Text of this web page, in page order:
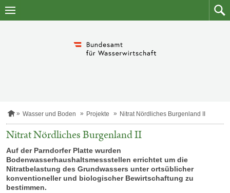
Zum
Zum
S
a
r
s
e
i
e
Wasser und Boden Projekte Nitrat Nördliches Burgenland II
Nitrat Nördliches Burgenland II
Auf der Parndorfer Platte wurden
Bodenwasserhaushaltsmessstellen errichtet um die
Nitratbelastung des Grundwassers unter ortsüblicher
konventioneller und biologischer Bewirtschaftung zu
bestimmen.